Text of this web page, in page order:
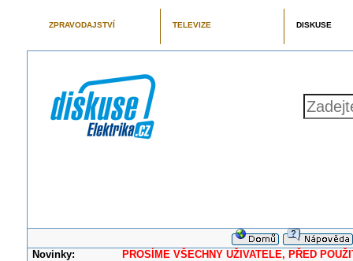
ZPRAVODAJSTVÍ TELEVIZE DISKUSE
Novinky: PROSÍME VŠECHNY UŽIVATELE, PŘED